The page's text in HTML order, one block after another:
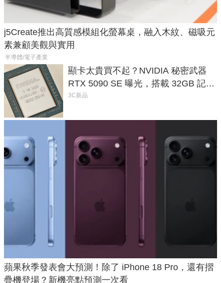
j5Create推出高質感模組化螢幕桌，融入木紋、磁吸元
素兼顧美觀與實用
半導體/電子產業
顯卡太貴買不起？NVIDIA 秘密武器
RTX 5090 SE 曝光，搭載 32GB 記憶
體
3C新品
蘋果秋季發表會大預測！除了 iPhone 18 Pro，還有摺
疊機登場？新機亮點預測一次看